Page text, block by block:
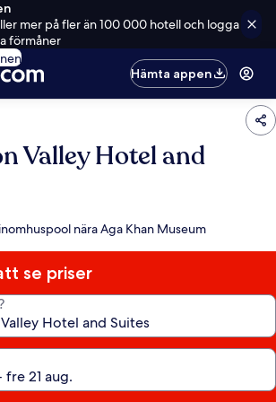
mer på fler än 100 000 hotell och logga
förmåner
Hämta appen
Valley Hotel and
nära Aga Khan Museum
se priser